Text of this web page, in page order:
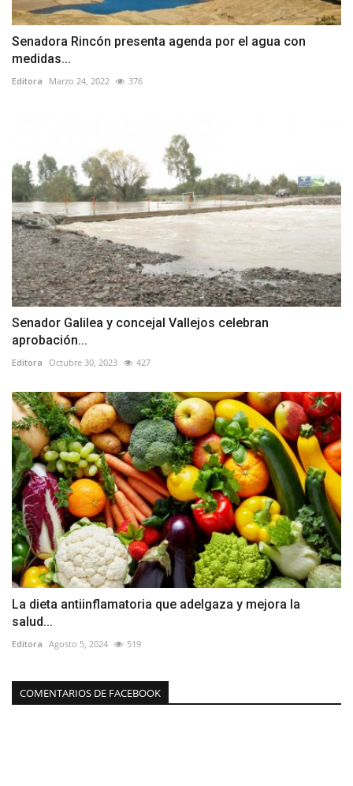
Senadora Rincón presenta agenda por el agua con
medidas...
Editora Marzo 24, 2022 376
Senador Galilea y concejal Vallejos celebran
aprobación...
Editora Octubre 30, 2023 427
La dieta antiinflamatoria que adelgaza y mejora la
salud...
Editora Agosto 5, 2024 519
COMENTARIOS DE FACEBOOK